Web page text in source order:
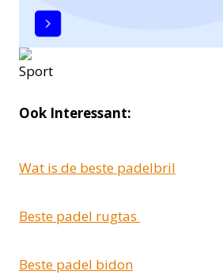
Ook Interessant:
Wat is de beste padelbril
Beste padel rugtas
Beste padel bidon